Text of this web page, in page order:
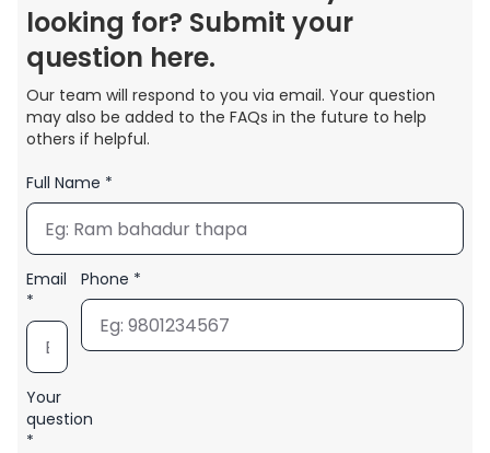
looking for? Submit your
question here.
Our team will respond to you via email. Your question
may also be added to the FAQs in the future to help
others if helpful.
Full Name *
Email
*
Phone *
Your
question
*